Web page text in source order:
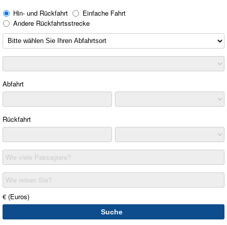
Hin- und Rückfahrt
Einfache Fahrt
Andere Rückfahrtsstrecke
Abfahrt
Rückfahrt
Wie viele Passagiere?
Wie reisen Sie?
€ (Euros)
Suche